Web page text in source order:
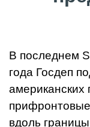
В последнем
года Госдеп
американских
вдоль